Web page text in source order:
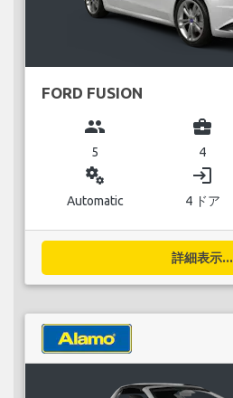
FORD FUSION
group
5
business_center
4
miscellaneous_services
Automatic
login
4 ドア
詳細表示...